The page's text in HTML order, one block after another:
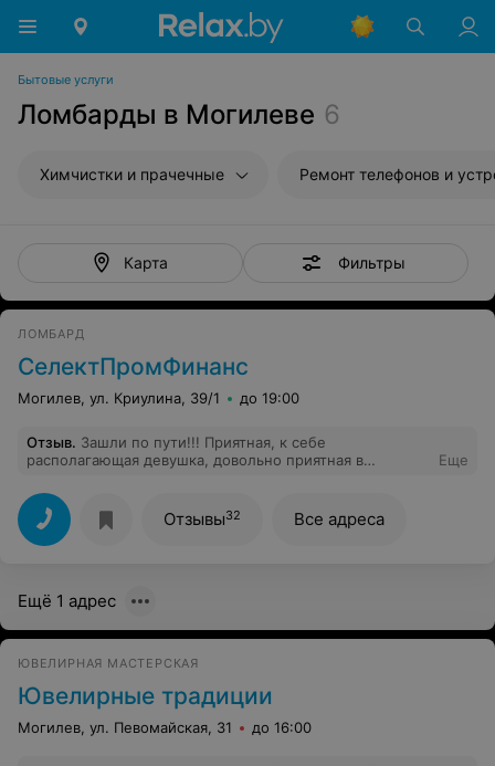
Бытовые услуги
Ломбарды в Могилеве 6
Химчистки и прачечные Ремонт телефонов и устройств
Карта Фильтры
ЛОМБАРД
СелектПромФинанс
Могилев, ул. Криулина, 39/1 до 19:00
Отзыв. Зашли по пути!!! Приятная, к себе
располагающая девушка, довольно приятная в
процент. Знакомые говорили, наслышаны про этот
ломбард.
Еще
Отзывы32 Все адреса
Ещё 1 адрес
ЮВЕЛИРНАЯ МАСТЕРСКАЯ
Ювелирные традиции
Могилев, ул. Певомайская, 31 до 16:00